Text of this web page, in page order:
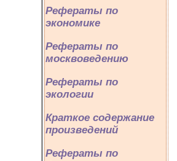
Рефераты по
экономике
Рефераты по
москвоведению
Рефераты по
экологии
Краткое содержание
произведений
Рефераты по